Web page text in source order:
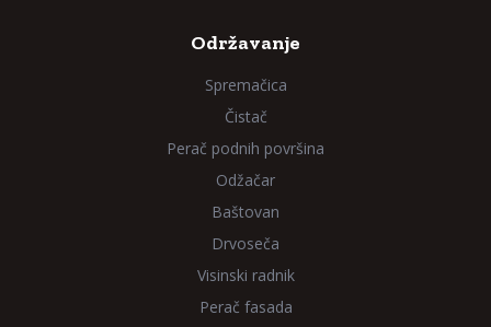
Održavanje
Spremačica
Čistač
Perač podnih površina
Odžačar
Baštovan
Drvoseča
Visinski radnik
Perač fasada